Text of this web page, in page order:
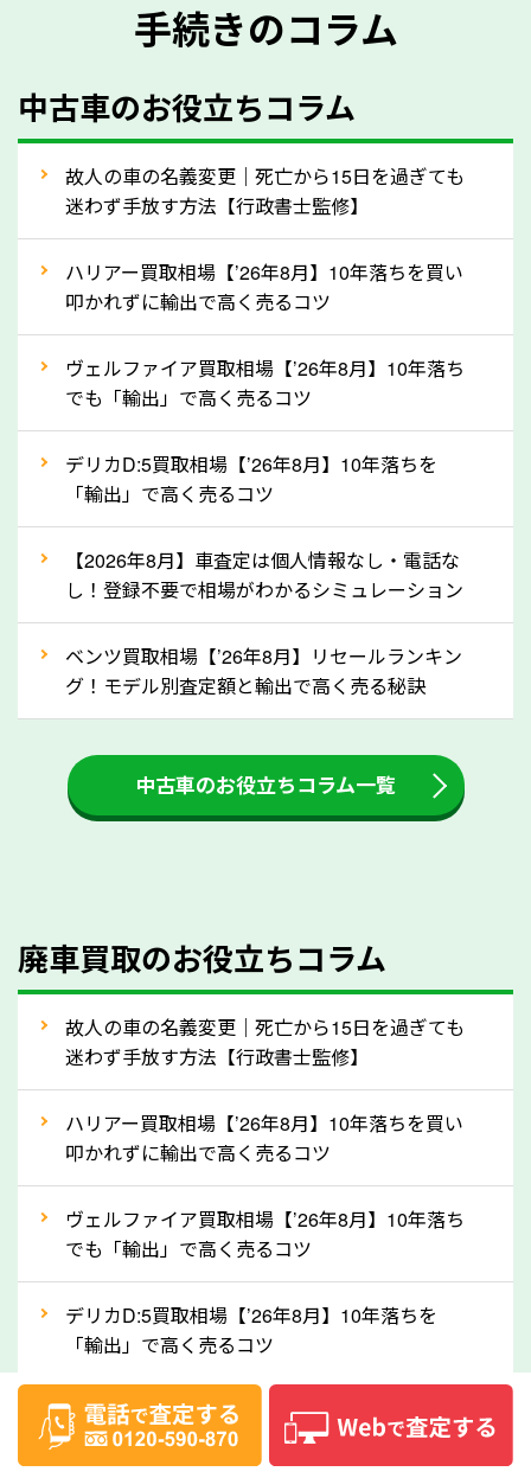
メーカー／車種
型式／グレード
走行距離（例：約〇万キロ）
車検の満了日
内装や外装の状態
定を行い高価買取価格をつけやすくなります。
ってきます！
自動車税の還付金は、先に年払いしていた自動車税が
月割りで返還されるものです。ですから、自動車税の
還付金は早めに売却するほど多く還付されます。不要
な車は早めに廃車手続きをしたほうが良いでしょう。
③自動車税の還付金の扱いについて確認し
ましょう！
車を廃車にすると、自動車税の還付金を受け取ること
ができる場合があります。廃車買取業者の中には、還
付金をお客様に返還しない業者もあります。廃車査定
をする際には、自動車税の還付金の返還があるかどう
かを確認するようにしてください。熊本県のソコカラ
人気の車種は廃車の状態でも、高価買取が可能です。
産車は高く買取が可能です。「廃車＝買取できない」
なら廃車の車も適正価格で買取できます。他社で買取
拒否となった車も価格がつく可能性があるので、諦め
ずに熊本県の「ソコカラ」にご相談ください。古い車
でも高価買取が可能なケースは珍しくないため、まず
はWebで簡単にできる無料査定をお試しください。
実績」で確認できます。
⑤車内の簡単な清掃で買取価格アップも！
しばらく乗っていない車は、車内のシートや座席の下
が汚れていることも多いです。シミや汚れが付着して
手続きのコラム
中古車のお役立ちコラム
故人の車の名義変更｜死亡から15日を過ぎても
迷わず手放す方法【行政書士監修】
ハリアー買取相場【’26年8月】10年落ちを買い
叩かれずに輸出で高く売るコツ
ヴェルファイア買取相場【’26年8月】10年落ち
でも「輸出」で高く売るコツ
デリカD:5買取相場【’26年8月】10年落ちを
「輸出」で高く売るコツ
【2026年8月】車査定は個人情報なし・電話な
し！登録不要で相場がわかるシミュレーション
ベンツ買取相場【’26年8月】リセールランキン
グ！モデル別査定額と輸出で高く売る秘訣
中古車のお役立ちコラム一覧
廃車買取のお役立ちコラム
故人の車の名義変更｜死亡から15日を過ぎても
迷わず手放す方法【行政書士監修】
ハリアー買取相場【’26年8月】10年落ちを買い
叩かれずに輸出で高く売るコツ
ヴェルファイア買取相場【’26年8月】10年落ち
でも「輸出」で高く売るコツ
デリカD:5買取相場【’26年8月】10年落ちを
「輸出」で高く売るコツ
【2026年8月】車査定は個人情報なし・電話な
し！登録不要で相場がわかるシミュレーション